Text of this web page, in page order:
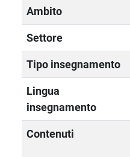
Ambito
Settore
Tipo insegnamento
Lingua
insegnamento
Contenuti